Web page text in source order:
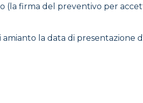
(la firma del preventivo per
la data di presentazione